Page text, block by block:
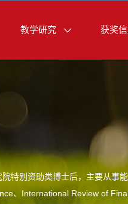
教学研究 获奖
特别资助类博士后，主要从事
、International Review of